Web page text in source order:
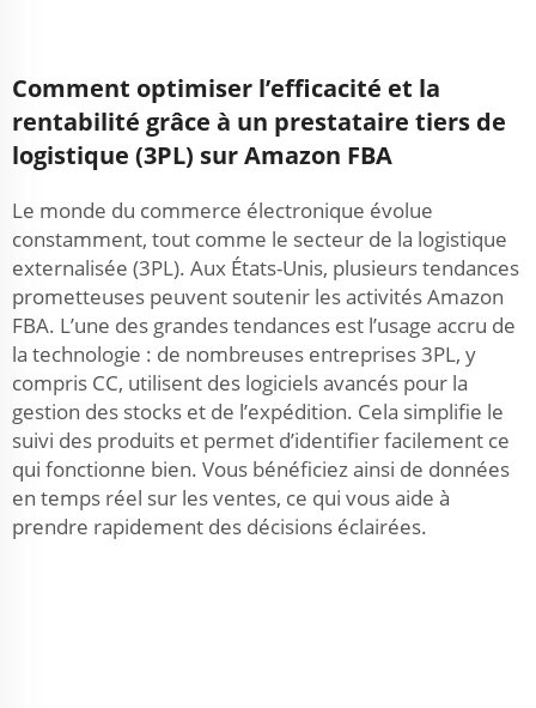
Comment optimiser l’efficacité et la
rentabilité grâce à un prestataire tiers de
logistique (3PL) sur Amazon FBA
Le monde du commerce électronique évolue
constamment, tout comme le secteur de la logistique
externalisée (3PL). Aux États-Unis, plusieurs tendances
prometteuses peuvent soutenir les activités Amazon
FBA. L’une des grandes tendances est l’usage accru de
la technologie : de nombreuses entreprises 3PL, y
compris CC, utilisent des logiciels avancés pour la
gestion des stocks et de l’expédition. Cela simplifie le
suivi des produits et permet d’identifier facilement ce
qui fonctionne bien. Vous bénéficiez ainsi de données
en temps réel sur les ventes, ce qui vous aide à
prendre rapidement des décisions éclairées.